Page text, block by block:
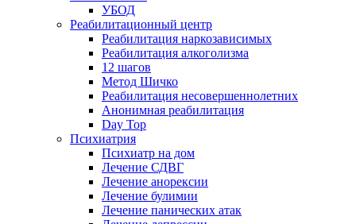
УБОД
Реабилитационный центр
Реабилитация наркозависимых
Реабилитация алкоголизма
12 шагов
Метод Шичко
Реабилитация несовершеннолетних
Анонимная реабилитация
Day Top
Психиатрия
Психиатр на дом
Лечение СДВГ
Лечение анорексии
Лечение булимии
Лечение панических атак